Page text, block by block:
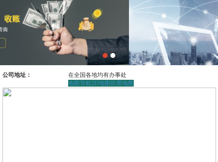
公司地址：
在全国各地均有办事处
地图导航2D地图街景地图